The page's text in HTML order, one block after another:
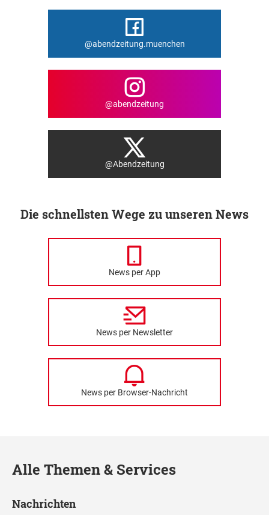
@abendzeitung.muenchen
@abendzeitung
@Abendzeitung
Die schnellsten Wege zu unseren News
News per App
News per Newsletter
News per Browser-Nachricht
Alle Themen & Services
Nachrichten